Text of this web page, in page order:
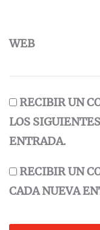
WEB
RECIBIR UN
LOS
ENTRADA.
RECIBIR UN
CADA NUEVA